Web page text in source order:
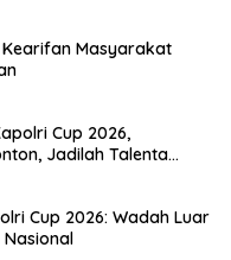
Masyarakat
Cup 2026,
Jadilah Talenta
Cup 2026: Wadah Luar